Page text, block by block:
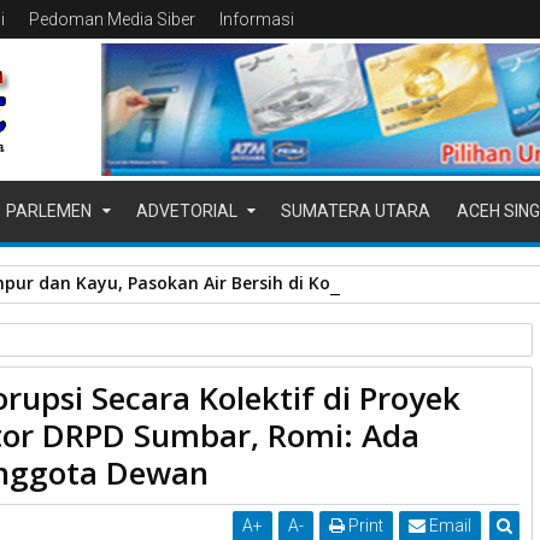
Pedoman Media Siber Informasi
PARLEMEN ADVETORIAL SUMATERA UTARA ACEH
dan Kayu, Pasokan Air Bersih di Kota Padang Terganggu
Taman dan Parkir Kantor DRPD Sumbar, Romi: Ada Keterlibatan
Secara Kolektif di Proyek
DRPD Sumbar, Romi: Ada
Dewan
A+ A- Print Email